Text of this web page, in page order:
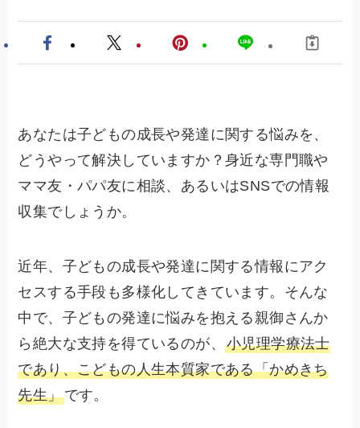
あなたは子どもの成長や発達に関する悩みを、
どうやって解決していますか？身近な専門職や
ママ友・パパ友に相談、あるいはSNSでの情報
収集でしょうか。
近年、子どもの成長や発達に関する情報にアク
セスする手段も多様化してきています。そんな
中で、子どもの発達に悩みを抱える親御さんか
ら絶大な支持を得ているのが、小児理学療法士
であり、こどもの人生本質家である「かめきち
先生」です。